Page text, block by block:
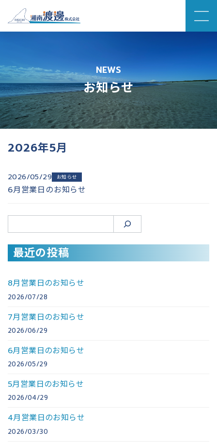
テ
ン
ツ
へ
移
動
NEWS
お知らせ
2026年5月
2026/05/29 お知らせ
6月営業日のお知らせ
索
最近の投稿
8月営業日のお知らせ
2026/07/28
7月営業日のお知らせ
2026/06/29
6月営業日のお知らせ
2026/05/29
5月営業日のお知らせ
2026/04/29
4月営業日のお知らせ
2026/03/30